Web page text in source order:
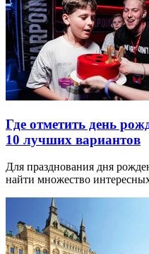
Где отметить день
10 лучших вариантов
Для празднования дня
найти множество